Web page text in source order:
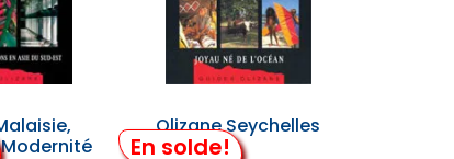
En solde!
Olizane Seychelles